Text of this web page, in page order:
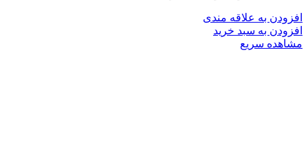
افزودن به علاقه مندی
افزودن به سبد خرید
مشاهده سریع